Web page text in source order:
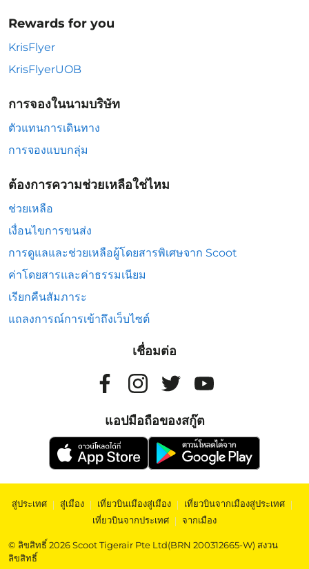
Rewards for you
KrisFlyer
KrisFlyerUOB
การจองในนามบริษัท
ตัวแทนการเดินทาง
การจองแบบกลุ่ม
ต้องการความช่วยเหลือใช่ไหม
ช่วยเหลือ
เงื่อนไขการขนส่ง
การดูแลและช่วยเหลือผู้โดยสารพิเศษจาก Scoot
ค่าโดยสารและค่าธรรมเนียม
เรียกคืนสัมภาระ
แถลงการณ์การเข้าถึงเว็บไซต์
เชื่อมต่อ
แอปมือถือของสกู๊ต
สู่ประเทศ | สู่เมือง | เที่ยวบินเมืองสู่เมือง | เที่ยวบินจากเมืองสู่ประเทศ |
เที่ยวบินจากประเทศ | จากเมือง
© ลิขสิทธิ์ 2026 Scoot Tigerair Pte Ltd(BRN 200312665-W) สงวน
ลิขสิทธิ์